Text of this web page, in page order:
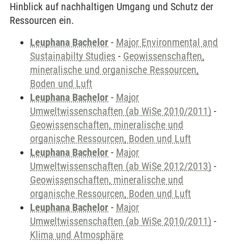
Hinblick auf nachhaltigen Umgang und Schutz der
Ressourcen ein.
Leuphana Bachelor - Major Environmental and
Sustainabilty Studies - Geowissenschaften,
mineralische und organische Ressourcen,
Boden und Luft
Leuphana Bachelor - Major
Umweltwissenschaften (ab WiSe 2010/2011) -
Geowissenschaften, mineralische und
organische Ressourcen, Boden und Luft
Leuphana Bachelor - Major
Umweltwissenschaften (ab WiSe 2012/2013) -
Geowissenschaften, mineralische und
organische Ressourcen, Boden und Luft
Leuphana Bachelor - Major
Umweltwissenschaften (ab WiSe 2010/2011) -
Klima und Atmosphäre